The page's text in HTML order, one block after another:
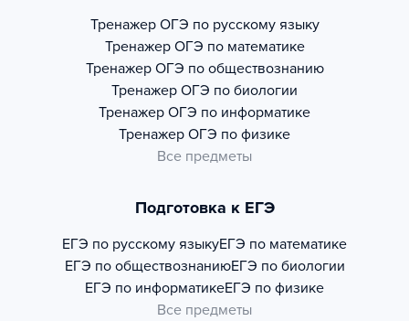
Тренажер ОГЭ по русскому языку
Тренажер ОГЭ по математике
Тренажер ОГЭ по обществознанию
Тренажер ОГЭ по биологии
Тренажер ОГЭ по информатике
Тренажер ОГЭ по физике
Все предметы
Подготовка к ЕГЭ
ЕГЭ по русскому языкуЕГЭ по математике
ЕГЭ по обществознаниюЕГЭ по биологии
ЕГЭ по информатикеЕГЭ по физике
Все предметы